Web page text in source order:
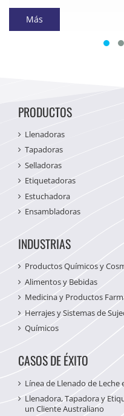
Más
PRODUCTOS
Llenadoras
Tapadoras
Selladoras
Etiquetadoras
Estuchadora
Ensambladoras
INDUSTRIAS
Productos Químicos y
Alimentos y Bebidas
Medicina y Productos
Herrajes y Sistemas de
Químicos
CASOS DE ÉXITO
Línea de Llenado de Leche
Llenadora, Tapadora y
un Cliente Australiano